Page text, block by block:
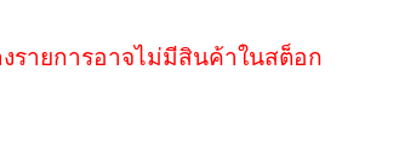
รายการอาจไม่มีสินค้าในสต็อก